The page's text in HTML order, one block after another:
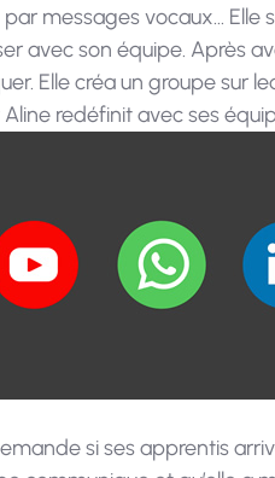
messages vocaux… Elle
avec son équipe. Après
Elle créa un groupe sur
redéfinit avec ses
si ses apprentis